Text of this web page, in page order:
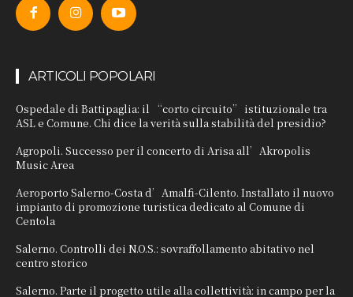
ARTICOLI POPOLARI
Ospedale di Battipaglia: il “corto circuito” istituzionale tra
ASL e Comune. Chi dice la verità sulla stabilità del presidio?
Agropoli. Successo per il concerto di Arisa all’Akropolis
Music Area
Aeroporto Salerno-Costa d’Amalfi-Cilento. Installato il nuovo
impianto di promozione turistica dedicato al Comune di
Centola
Salerno. Controlli dei N.O.S.: sovraffollamento abitativo nel
centro storico
Salerno. Parte il progetto utile alla collettività: in campo per la